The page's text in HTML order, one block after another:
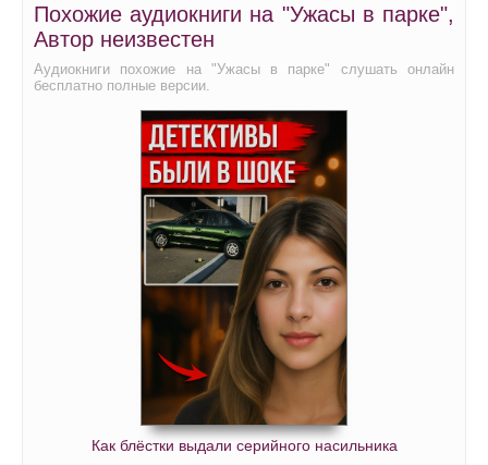
Похожие аудиокниги на "Ужасы в парке",
Автор неизвестен
Аудиокниги похожие на "Ужасы в парке" слушать онлайн
бесплатно полные версии.
Как блёстки выдали серийного насильника